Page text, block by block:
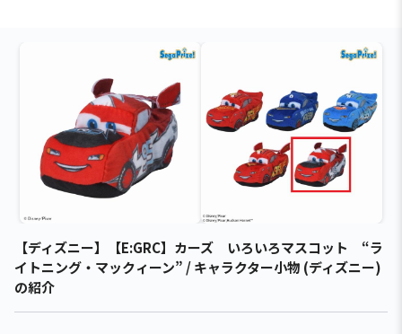
【ディズニー】【E:GRC】カーズ いろいろマスコット “ラ
イトニング・マックィーン” / キャラクター小物 (ディズニー)
の紹介